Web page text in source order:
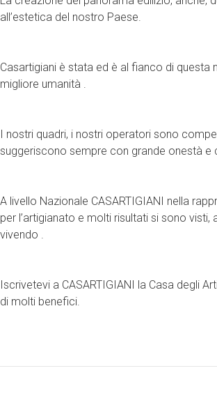
all’estetica del nostro Paese.
Casartigiani è stata ed è al fianco di
migliore umanità .
I nostri quadri, i nostri operatori sono
suggeriscono sempre con grande onestà e
A livello Nazionale CASARTIGIANI nella
per l’artigianato e molti risultati si sono
vivendo .
Iscrivetevi a CASARTIGIANI la Casa degli
di molti benefici.